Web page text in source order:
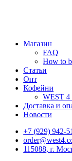
Магазин
FAQ
How to
Статьи
Опт
Кофейни
WEST
Доставка и
Новости
+7 (929) 942-
115088, г.